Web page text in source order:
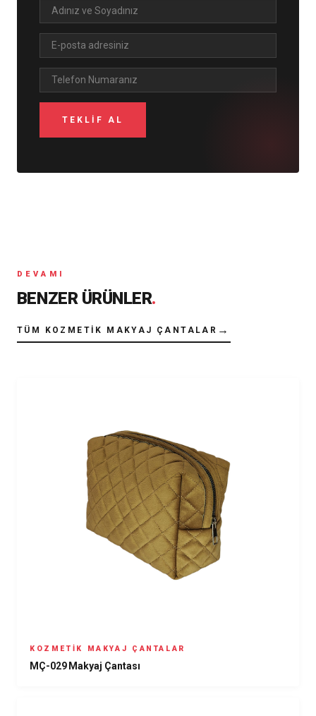
DEVAMI
BENZER ÜRÜNLER.
TÜM KOZMETIK MAKYAJ ÇANTALAR →
KOZMETIK MAKYAJ ÇANTALAR
MÇ-029 Makyaj Çantası